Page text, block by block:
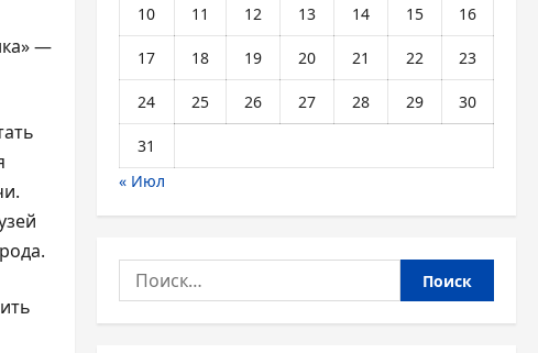
—
10 11 12 13 14 15 16
17 18 19 20 21 22 23
24 25 26 27 28 29 30
31
« Июл
Найти: